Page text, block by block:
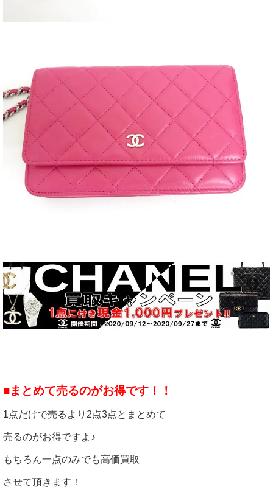
■まとめて売るのがお得です！！
1点だけで売るより2点3点とまとめて
売るのがお得ですよ♪
もちろん一点のみでも高価買取
させて頂きます！